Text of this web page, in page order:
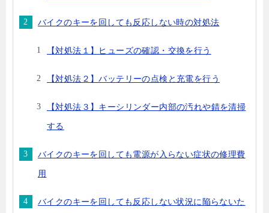
バイクのキーを回しても反応しない時の対処法
【対処法１】ヒューズの確認・交換を行う
【対処法２】バッテリーの点検と充電を行う
【対処法３】キーシリンダー内部の汚れや錆を清掃
する
バイクのキーを回しても電源が入らない症状の修理費
用
バイクのキーを回しても反応しない状況に陥らないた